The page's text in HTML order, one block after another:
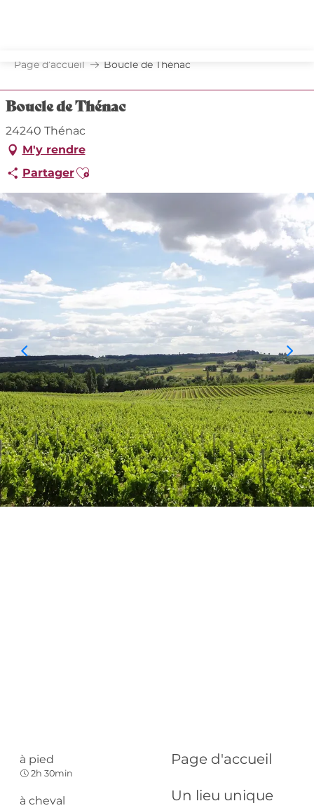
principal
Page d'accueil
Un lieu unique
Page d’accueil Boucle de Thénac
Boucle de Thénac
24240 Thénac
M'y rendre
PartagerAjouter aux favoris
à pied
2h 30min
à cheval